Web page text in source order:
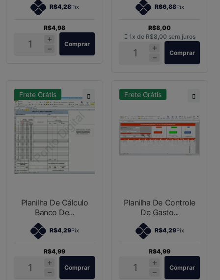
R$4,28Pix
R$4,98
Comprar
R$6,88Pix
R$8,00
1x de R$8,00 sem juros
Comprar
Frete Grátis
Planilha De Cálculo
Banco De...
R$4,29Pix
R$4,99
Comprar
Frete Grátis
Planilha De Controle
De Gasto...
R$4,29Pix
R$4,99
Comprar